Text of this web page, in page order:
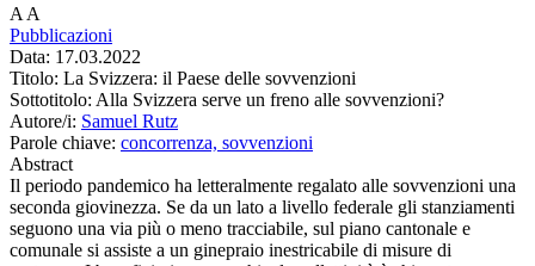
A A
Pubblicazioni
Data: 17.03.2022
Titolo: La Svizzera: il Paese delle sovvenzioni
Sottotitolo: Alla Svizzera serve un freno alle sovvenzioni?
Autore/i: Samuel Rutz
Parole chiave: concorrenza, sovvenzioni
Abstract
Il periodo pandemico ha letteralmente regalato alle sovvenzioni una
seconda giovinezza. Se da un lato a livello federale gli stanziamenti
seguono una via più o meno tracciabile, sul piano cantonale e
comunale si assiste a un ginepraio inestricabile di misure di